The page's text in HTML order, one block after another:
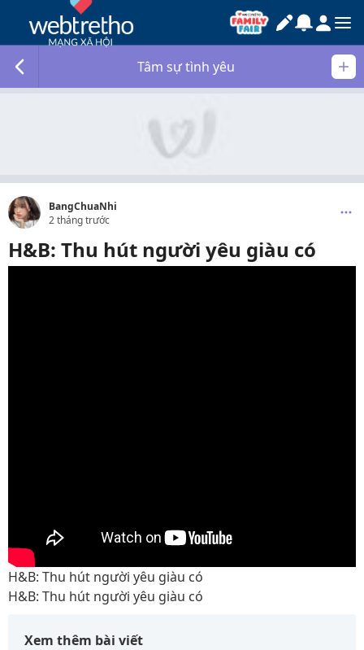
Tâm sự tình yêu
BangChuaNhi
2 tháng trước
H&B: Thu hút người yêu giàu có
H&B: Thu hút người yêu giàu có
H&B: Thu hút người yêu giàu có
Xem thêm bài viết